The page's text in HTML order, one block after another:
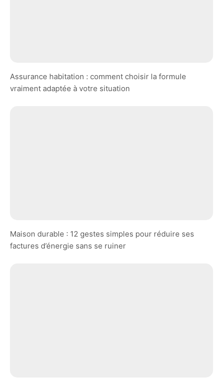
Assurance habitation : comment choisir la formule
vraiment adaptée à votre situation
Maison durable : 12 gestes simples pour réduire ses
factures d’énergie sans se ruiner